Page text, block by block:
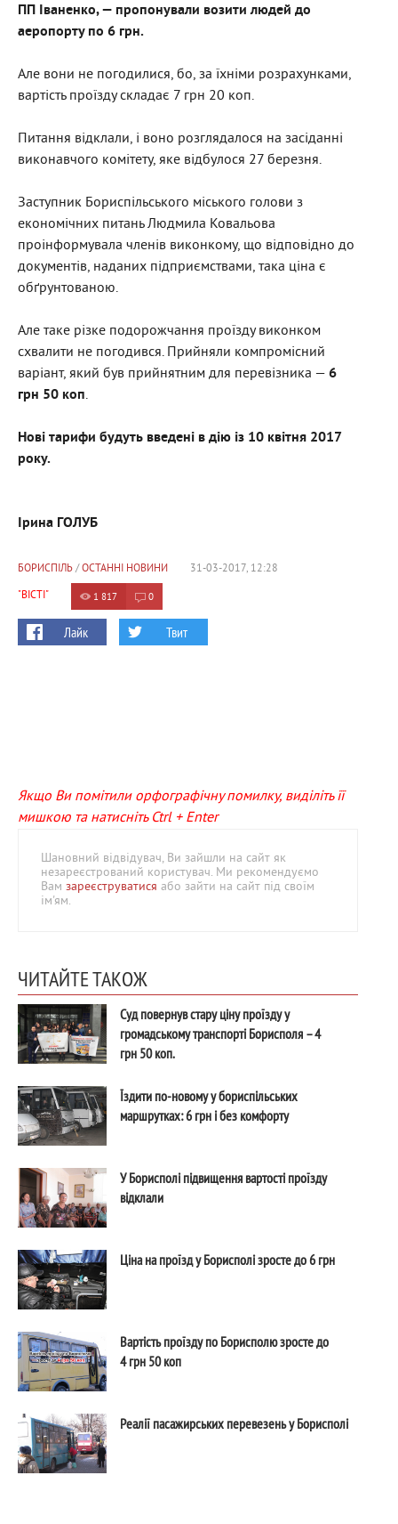
ПП Іваненко, — пропонували возити людей до
аеропорту по 6 грн.
Але вони не погодилися, бо, за їхніми розрахунками,
вартість проїзду складає 7 грн 20 коп.
Питання відклали, і воно розглядалося на засіданні
виконавчого комітету, яке відбулося 27 березня.
Заступник Бориспільського міського голови з
економічних питань Людмила Ковальова
проінформувала членів виконкому, що відповідно до
документів, наданих підприємствами, така ціна є
обґрунтованою.
Але таке різке подорожчання проїзду виконком
схвалити не погодився. Прийняли компромісний
варіант, який був прийнятним для перевізника — 6
грн 50 коп.
Нові тарифи будуть введені в дію із 10 квітня 2017
року.
Ірина ГОЛУБ
БОРИСПІЛЬ/ ОСТАННІ НОВИНИ
31-03-2017, 12:28
"ВІСТІ"
1 817 0
Лайк Твит
Якщо Ви помітили орфографічну помилку, виділіть її
мишкою та натисніть Ctrl + Enter
Шановний відвідувач, Ви зайшли на сайт як
незареєстрований користувач. Ми рекомендуємо
Вам зареєструватися або зайти на сайт під своїм
ім'ям.
ЧИТАЙТЕ ТАКОЖ
Суд повернув стару ціну проїзду у
громадському транспорті Борисполя – 4
грн 50 коп.
Їздити по-новому у бориспільських
маршрутках: 6 грн і без комфорту
У Борисполі підвищення вартості проїзду
відклали
Ціна на проїзд у Борисполі зросте до 6 грн
Вартість проїзду по Борисполю зросте до
4 грн 50 коп
Реалії пасажирських перевезень у Борисполі